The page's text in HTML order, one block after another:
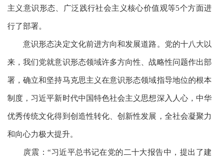
主义意识形态、广泛践行社会主义核心价值观等5个方面进
行了部署。
意识形态决定文化前进方向和发展道路。党的十八大以
来，我们党就意识形态领域许多方向性、战略性问题作出部
署，确立和坚持马克思主义在意识形态领域指导地位的根本
制度，习近平新时代中国特色社会主义思想深入人心，中华
优秀传统文化得到创造性转化、创新性发展，全社会凝聚力
和向心力极大提升。
庹震：“习近平总书记在党的二十大报告中，提出了建